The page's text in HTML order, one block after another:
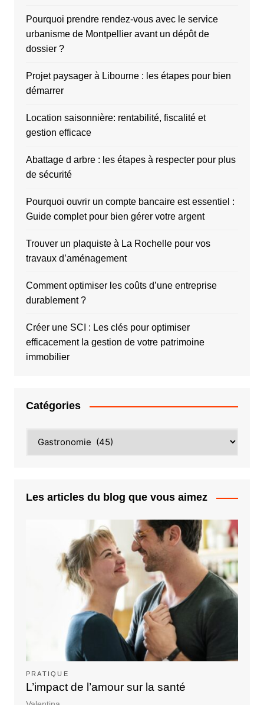
Pourquoi prendre rendez-vous avec le service
urbanisme de Montpellier avant un dépôt de
dossier ?
Projet paysager à Libourne : les étapes pour bien
démarrer
Location saisonnière: rentabilité, fiscalité et
gestion efficace
Abattage d arbre : les étapes à respecter pour plus
de sécurité
Pourquoi ouvrir un compte bancaire est essentiel :
Guide complet pour bien gérer votre argent
Trouver un plaquiste à La Rochelle pour vos
travaux d’aménagement
Comment optimiser les coûts d’une entreprise
durablement ?
Créer une SCI : Les clés pour optimiser
efficacement la gestion de votre patrimoine
immobilier
Catégories
Les articles du blog que vous aimez
PRATIQUE
L’impact de l’amour sur la santé